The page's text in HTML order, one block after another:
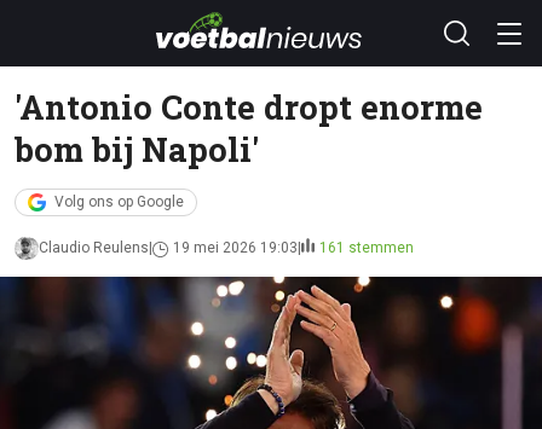
'Antonio Conte dropt enorme
bom bij Napoli'
Volg ons op Google
Claudio Reulens 19 mei 2026 19:03 161 stemmen